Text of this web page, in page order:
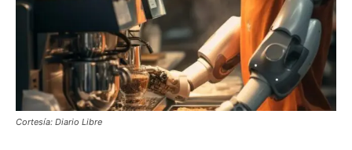
Cortesía: Diario Libre